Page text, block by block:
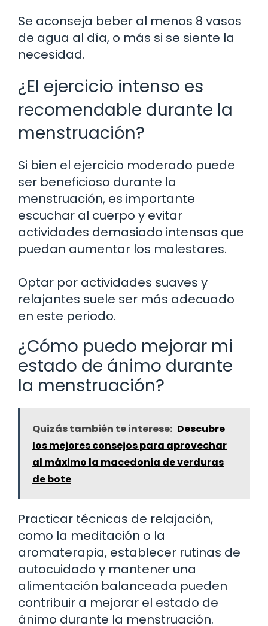
Se aconseja beber al menos 8 vasos
de agua al día, o más si se siente la
necesidad.
¿El ejercicio intenso es
recomendable durante la
menstruación?
Si bien el ejercicio moderado puede
ser beneficioso durante la
menstruación, es importante
escuchar al cuerpo y evitar
actividades demasiado intensas que
puedan aumentar los malestares.
Optar por actividades suaves y
relajantes suele ser más adecuado
en este periodo.
¿Cómo puedo mejorar mi
estado de ánimo durante
la menstruación?
Quizás también te interese: Descubre
los mejores consejos para aprovechar
al máximo la macedonia de verduras
de bote
Practicar técnicas de relajación,
como la meditación o la
aromaterapia, establecer rutinas de
autocuidado y mantener una
alimentación balanceada pueden
contribuir a mejorar el estado de
ánimo durante la menstruación.